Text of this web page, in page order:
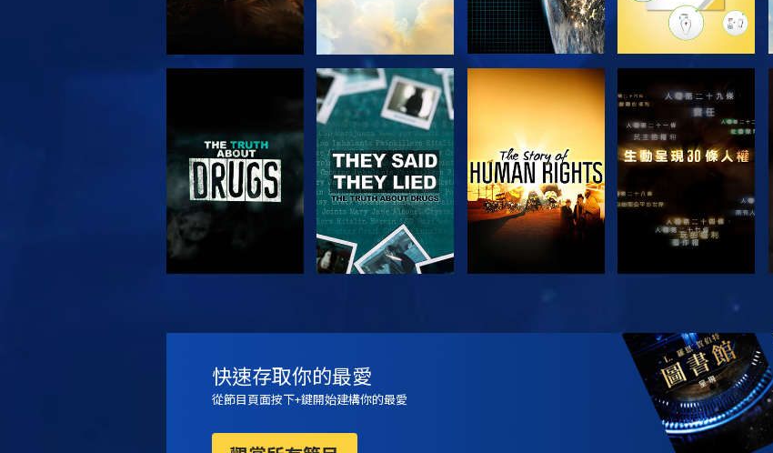
觀看 觀看 觀看
觀看
快速存取你的最愛
從節目頁面按下+鍵開始建構你的最愛